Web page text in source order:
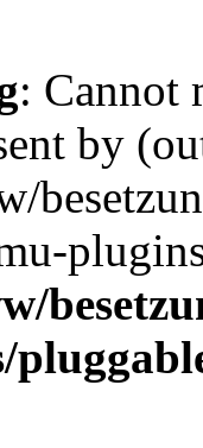
: Cannot
by